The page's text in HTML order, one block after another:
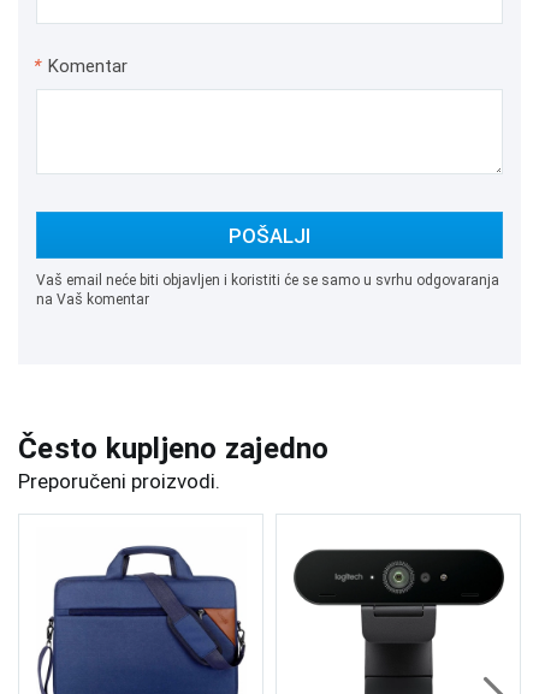
* Komentar
POŠALJI
Vaš email neće biti objavljen i koristiti će se samo u svrhu odgovaranja
na Vaš komentar
Često kupljeno zajedno
Preporučeni proizvodi.